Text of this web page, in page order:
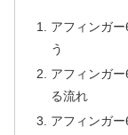
アフィンガ
う
アフィンガ
る流れ
アフィンガ